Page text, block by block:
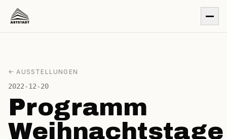
← AUSSTELLUNGEN
2022-12-20
Programm
Weihnachtstage